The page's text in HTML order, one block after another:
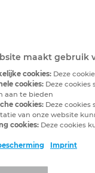
maakt gebruik
cookies: Deze
cookies: Deze
aan te bieden
cookies: Deze
van onze website
cookies: Deze cookies
Imprint